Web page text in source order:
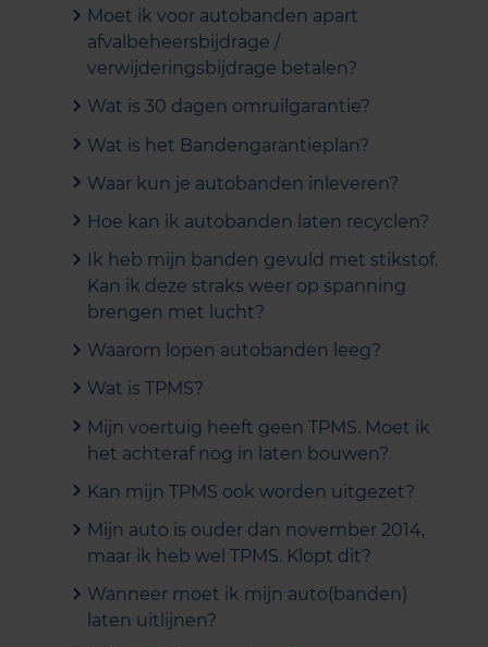
Moet ik voor autobanden apart
afvalbeheersbijdrage /
verwijderingsbijdrage betalen?
Wat is 30 dagen omruilgarantie?
Wat is het Bandengarantieplan?
Waar kun je autobanden inleveren?
Hoe kan ik autobanden laten recyclen?
Ik heb mijn banden gevuld met stikstof.
Kan ik deze straks weer op spanning
brengen met lucht?
Waarom lopen autobanden leeg?
Wat is TPMS?
Mijn voertuig heeft geen TPMS. Moet ik
het achteraf nog in laten bouwen?
Kan mijn TPMS ook worden uitgezet?
Mijn auto is ouder dan november 2014,
maar ik heb wel TPMS. Klopt dit?
Wanneer moet ik mijn auto(banden)
laten uitlijnen?